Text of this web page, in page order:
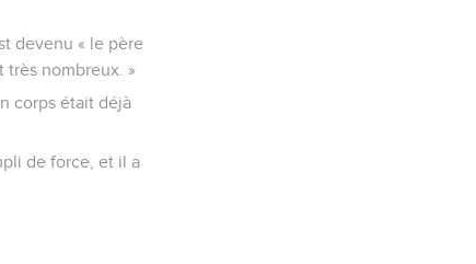
devenu « le père
très nombreux. »
corps était déjà
de force, et il a